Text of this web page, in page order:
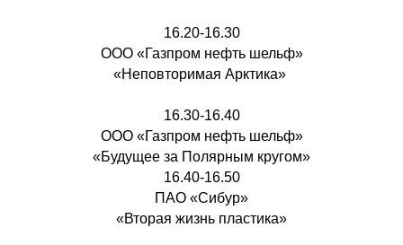
16.20-16.30
ООО «Газпром нефть шельф»
«Неповторимая Арктика»
16.30-16.40
ООО «Газпром нефть шельф»
«Будущее за Полярным кругом»
16.40-16.50
ПАО «Сибур»
«Вторая жизнь пластика»